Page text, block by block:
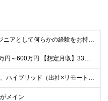
■インフラエンジニアとして何らかの経験をお持ちの方 ∟運用や保守の方も歓迎します！業界/担当フェーズは問いません 100％チーム配属なので、サポート体制が整っています！ ■学歴不問 ＜こんな想い
【年俸制】400万円～600万円 【想定月収】33万3,350円～50万円 ※経験・スキル・保有資格などを考慮して決定します。 ※月額給与は年俸の12分の1を毎月支給します。 ※年俸には前払退職金、住
＜フルリモート、ハイブリッド（出社×リモート）案件多数！＞ ■本社／東京都千代田区平河町2丁目16番1号 平河町森タワー ※転居を伴う転勤はありません。 ■クライアント先（東京・神奈川・千葉・埼玉）
メイン